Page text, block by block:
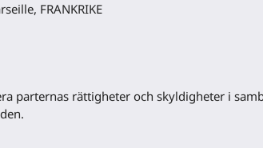
FRANKRIKE
parternas rättigheter och skyldigheter i